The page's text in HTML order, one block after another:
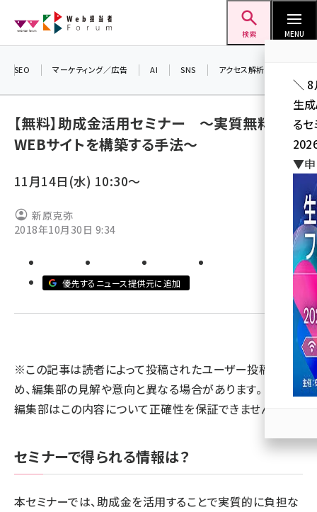
ン
検索 MENU
ai (2811)
youtube (2439)
note (2315)
セミナー (2308)
z世代 (1623)
meo (1277)
SEO マーケティング／広告 AI SNS アクセス解析／データ分析
【無料】助成金活用セミナー ～実質無料で
WEBサイトを構築する手法～
11月14日(水) 10:30～
新原克弥
2018年10月30日 9:34
優先するニュース提供元に追加
※この記事は読者によって投稿されたユーザー投稿のた
め、編集部の見解や意向と異なる場合があります。 また、
編集部はこの内容について正確性を保証できません。
セミナーで得られる情報は？
本セミナーでは、助成金を活用することで実質的に負担な
＼ 8
生
る
▼申